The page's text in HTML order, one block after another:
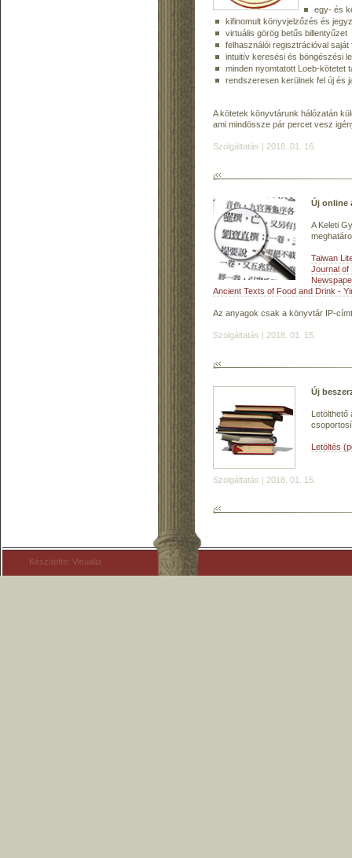
egy- és
kifinomult könyvjelzőzés és
virtuális görög betűs billentyűzet
felhasználói regisztrációval
intuitív keresési és böngészési
minden nyomtatott Loeb-kötetet
rendszeresen kerülnek fel új és
A kötetek könyvtárunk hálózatán
ami mindössze pár percet vesz
Szolgáltatás | 2018. 01. 16.
Új online
A Keleti
Taiwan
Journal of
Ancient Texts of Food and Drink -
Az anyagok csak a könyvtár IP-
Szolgáltatás | 2018. 01. 15.
Új
Letölthető
Letöltés
Szolgáltatás | 2018. 01. 15.
Készítette: Visualia